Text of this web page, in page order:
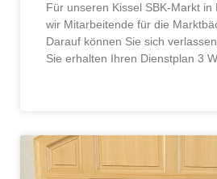
Für unseren Kissel SBK-Markt in
wir Mitarbeitende für die
Darauf können Sie sich
Sie erhalten Ihren Dienstplan 3